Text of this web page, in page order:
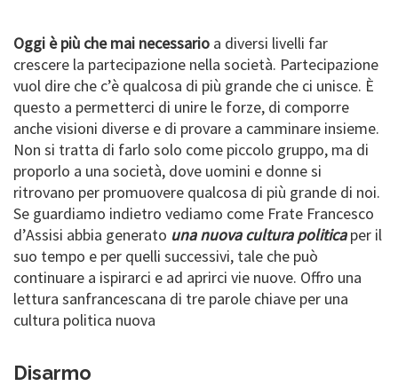
Oggi è più che mai necessario a diversi livelli far
crescere la partecipazione nella società. Partecipazione
vuol dire che c’è qualcosa di più grande che ci unisce. È
questo a permetterci di unire le forze, di comporre
anche visioni diverse e di provare a camminare insieme.
Non si tratta di farlo solo come piccolo gruppo, ma di
proporlo a una società, dove uomini e donne si
ritrovano per promuovere qualcosa di più grande di noi.
Se guardiamo indietro vediamo come Frate Francesco
d’Assisi abbia generato una nuova cultura politicaper il
suo tempo e per quelli successivi, tale che può
continuare a ispirarci e ad aprirci vie nuove. Offro una
lettura sanfrancescana di tre parole chiave per una
cultura politica nuova
Disarmo